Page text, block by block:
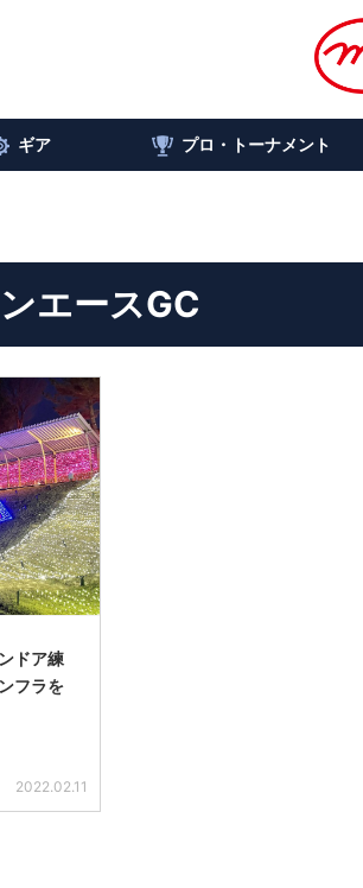
ギア プロ・トーナメント
エースGC
ドア練
フラを
2022.02.11